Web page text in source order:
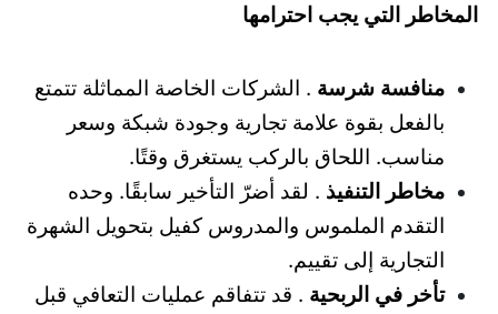
المخاطر التي يجب احترامها
منافسة شرسة . الشركات الخاصة المماثلة تتمتع
بالفعل بقوة علامة تجارية وجودة شبكة وسعر
مناسب. اللحاق بالركب يستغرق وقتًا.
مخاطر التنفيذ . لقد أضرّ التأخير سابقًا. وحده
التقدم الملموس والمدروس كفيل بتحويل الشهرة
التجارية إلى تقييم.
تأخر في الربحية . قد تتفاقم عمليات التعافي قبل